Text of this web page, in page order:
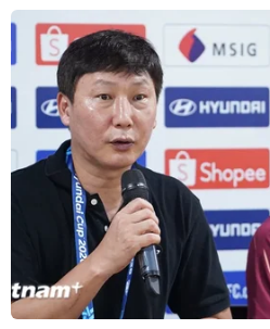
Theo dõi VietnamPlus
TIN LIÊN QUAN